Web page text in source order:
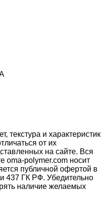
текстура и
от их
на сайте. Вся
oma-polymer.com носит
публичной офертой в
437 ГК РФ. Убедительно
наличие желаемых